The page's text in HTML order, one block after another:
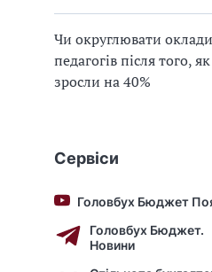
Чи округлювати оклади
педагогів після того,
зросли на 40%
Сервіси
Головбух Бюджет
Головбух Бюджет.
Новини